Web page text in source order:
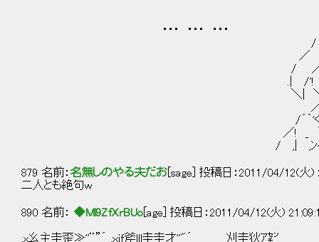
・・・ ・・・ ・・
/ |＼ﾄ、 - u
／ ! | |＞ ､ ｲ| ﾊ
/ ／.| | / _｀ｱTこ.ン
.| /'! !＼|' /´ ､ //ﾑ
＼| ＼| |／ ,|￣7‐
／∧ r! 7〉_/ｧｒﾍ＿
/´｀'く. `,ﾍ.＿jく__,}|::|{
／! _ ｀!）く.,_＿
/ ,| ,ﾝｲ／ ,! }|:::|}
879 名前： 名無しのやる夫だお [sage] 投稿日：2011/04/12(火)
二人とも絶句w
890 名前： ◆Ml9ZfXrBUo [age] 投稿日：2011/04/12(火)
,x幺主圭歪≫''¨”´ ,ｘｉｆ斧lll圭圭才''"´ 刈圭